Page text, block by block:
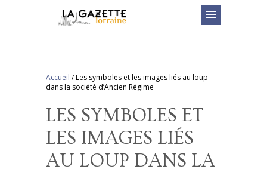
menu
Accueil /Les symboles et les images liés au loup
dans la société d’Ancien Régime
LES SYMBOLES ET
LES IMAGES LIÉS
AU LOUP DANS LA